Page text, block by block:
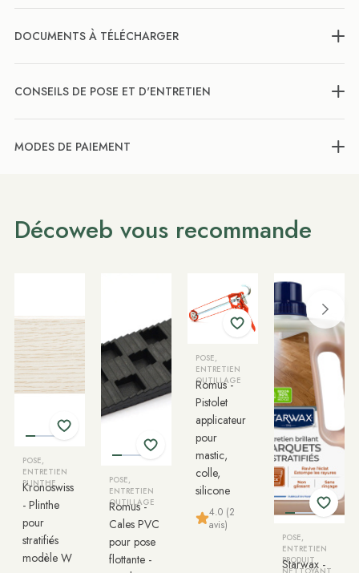
DOCUMENTS À TÉLÉCHARGER
CONSEILS DE POSE ET D'ENTRETIEN
MODES DE PAIEMENT
Décoweb vous recommande
POSE,
ENTRETIEN
PLINTHE
Kronoswiss
- Plinthe
pour
stratifiés
modèle W
POSE,
ENTRETIEN
OUTILLAGE
Romus -
Cales PVC
pour pose
flottante -
POSE,
ENTRETIEN
OUTILLAGE
Romus -
Pistolet
applicateur
pour
mastic,
colle,
silicone
4.0 (2
avis)
POSE,
ENTRETIEN
PRODUIT
Starwax -